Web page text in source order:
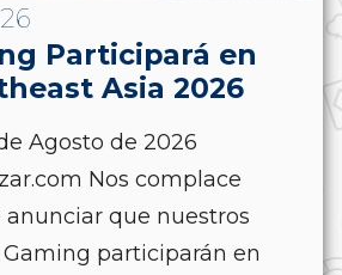
Participará en
Asia 2026
Agosto de 2026
Nos complace
que nuestros
Gaming participarán en